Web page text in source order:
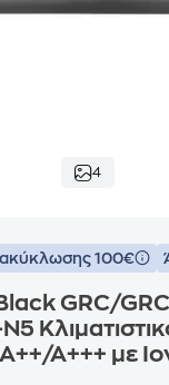
4
100€
GRC/
A+++ με